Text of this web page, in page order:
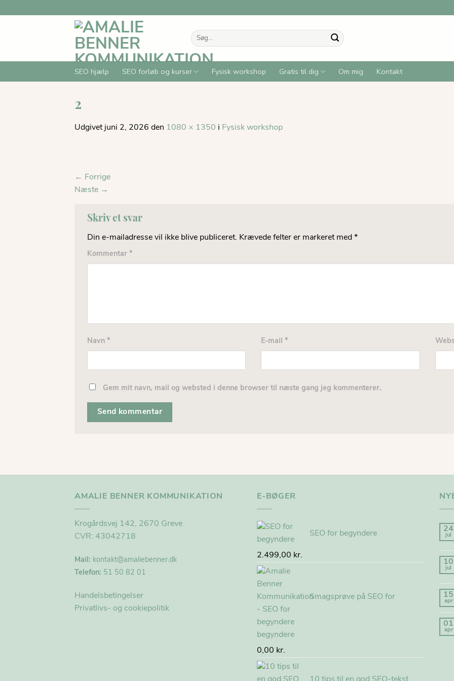
Søg
efter:
SEO hjælp SEO forløb og kurser Fysisk workshop Gratis til dig Om mig Kontakt
2
Udgivet juni 2, 2026 den 1080 × 1350 i Fysisk workshop
← Forrige
Næste →
Skriv et svar
Din e-mailadresse vil ikke blive publiceret. Krævede felter er markeret med *
Kommentar *
Navn * E-mail*
Gem mit navn, mail og websted i denne browser til næste gang jeg kommenterer.
AMALIE BENNER KOMMUNIKATION
Krogårdsvej 142, 2670 Greve
CVR: 43042718
Mail: kontakt@amaliebenner.dk
Telefon: 51 50 82 01
Handelsbetingelser
Privatlivs- og cookiepolitik
E-BØGER
SEO for begyndere
2.499,00 kr.
Smagsprøve på SEO for
begyndere
0,00 kr.
24
jul
10
jul
15
apr
01
apr